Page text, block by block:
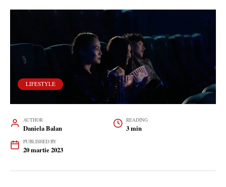
LIFESTYLE
AUTHOR
Daniela Balan
READING
3 min
PUBLISHED BY
20 martie 2023